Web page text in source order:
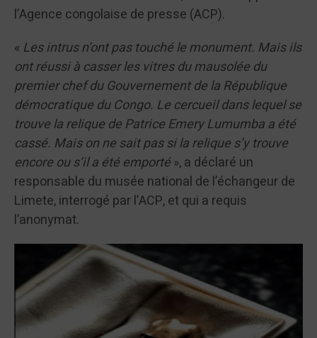
l’Agence congolaise de presse (ACP).
« Les intrus n’ont pas touché le monument. Mais ils
ont réussi à casser les vitres du mausolée du
premier chef du Gouvernement de la République
démocratique du Congo. Le cercueil dans lequel se
trouve la relique de Patrice Emery Lumumba a été
cassé. Mais on ne sait pas si la relique s’y trouve
encore ou s’il a été emporté», a déclaré un
responsable du musée national de l’échangeur de
Limete, interrogé par l’ACP, et qui a requis
l’anonymat.